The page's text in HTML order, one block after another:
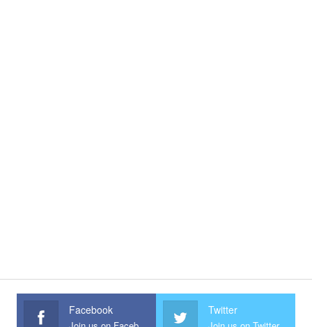
Facebook Twitter